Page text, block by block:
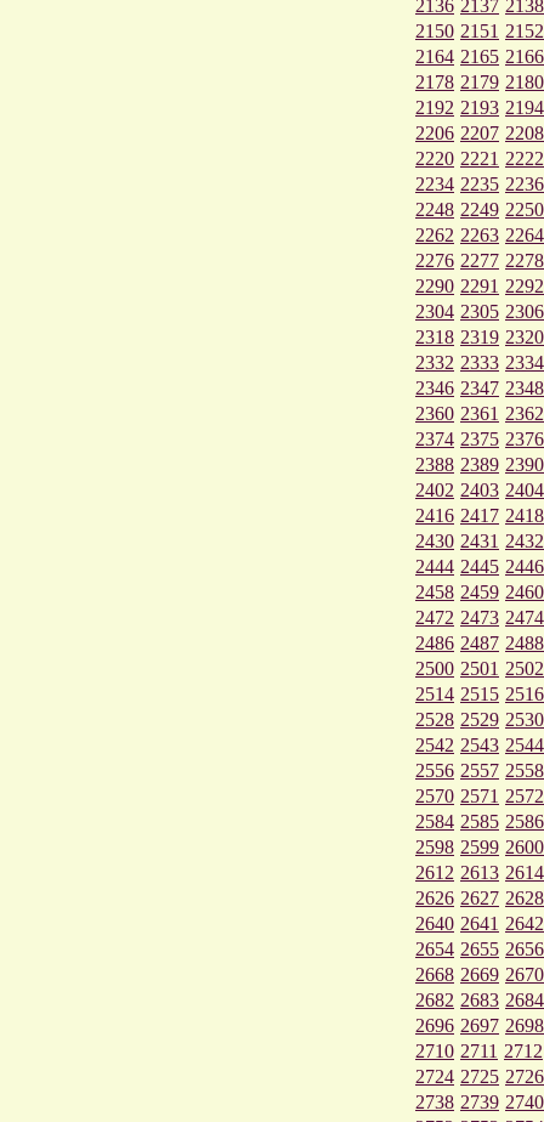
2136 2137 2138
2150 2151 2152
2164 2165 2166
2178 2179 2180
2192 2193 2194
2206 2207 2208
2220 2221 2222
2234 2235 2236
2248 2249 2250
2262 2263 2264
2276 2277 2278
2290 2291 2292
2304 2305 2306
2318 2319 2320
2332 2333 2334
2346 2347 2348
2360 2361 2362
2374 2375 2376
2388 2389 2390
2402 2403 2404
2416 2417 2418
2430 2431 2432
2444 2445 2446
2458 2459 2460
2472 2473 2474
2486 2487 2488
2500 2501 2502
2514 2515 2516
2528 2529 2530
2542 2543 2544
2556 2557 2558
2570 2571 2572
2584 2585 2586
2598 2599 2600
2612 2613 2614
2626 2627 2628
2640 2641 2642
2654 2655 2656
2668 2669 2670
2682 2683 2684
2696 2697 2698
2710 2711 2712
2724 2725 2726
2738 2739 2740